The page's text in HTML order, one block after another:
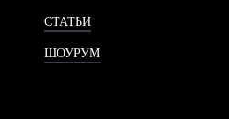
СТАТЬИ
ШОУРУМ